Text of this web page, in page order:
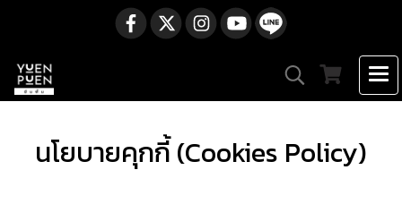
นโยบายคุกกี้ (Cookies Policy)